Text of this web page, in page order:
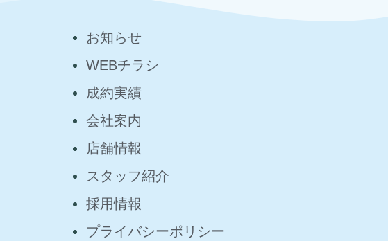
お知らせ
WEBチラシ
成約実績
会社案内
店舗情報
スタッフ紹介
採用情報
プライバシーポリシー